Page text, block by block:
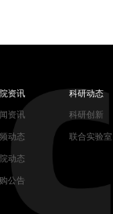
资讯
资讯
动态
动态
公告
科研动态
科研创新
联合实验室